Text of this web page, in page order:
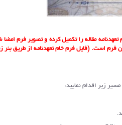
تعهدنامه مقاله را تکمیل کرده و تصویر فرم
فرم است. (فایل فرم خام تعهدنامه از طریق بنر
زیر اقدام نمایید: